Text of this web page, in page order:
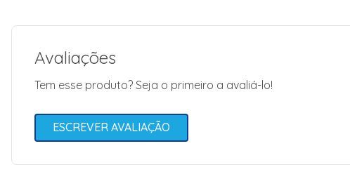
Avaliações
Tem esse produto? Seja o primeiro a avaliá-lo!
ESCREVER AVALIAÇÃO